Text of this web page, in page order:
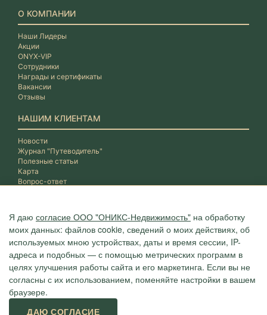
Я даю согласие ООО "ОНИКС-Недвижимость" на обработку
моих данных: файлов cookie, сведений о моих действиях, об
используемых мною устройствах, даты и время сессии, IP-
адреса и подобных — с помощью метрических программ в
целях улучшения работы сайта и его маркетинга. Если вы не
согласны с их использованием, поменяйте настройки в вашем
браузере.
ДАЮ СОГЛАСИЕ
О КОМПАНИИ
Наши Лидеры
Акции
ONYX-VIP
Сотрудники
Награды и сертификаты
Вакансии
Отзывы
НАШИМ КЛИЕНТАМ
Новости
Журнал "Путеводитель"
Полезные статьи
Карта
Вопрос-ответ